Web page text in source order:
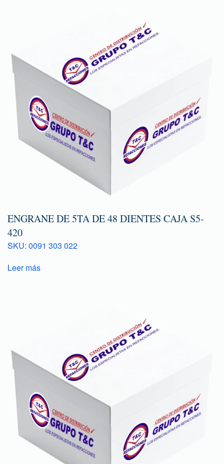
ENGRANE DE 5TA DE 48 DIENTES CAJA S5-
420
SKU: 0091 303 022
Leer más